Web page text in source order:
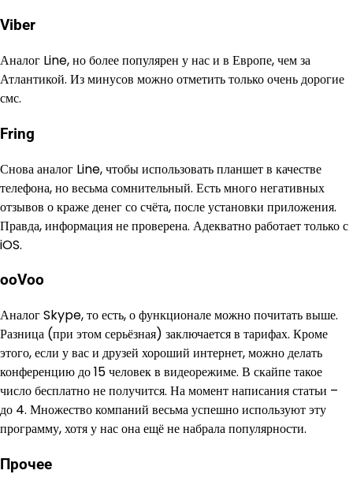
Viber
Аналог Line, но более популярен у нас и в Европе, чем за
Атлантикой. Из минусов можно отметить только очень дорогие
смс.
Fring
Снова аналог Line, чтобы использовать планшет в качестве
телефона, но весьма сомнительный. Есть много негативных
отзывов о краже денег со счёта, после установки приложения.
Правда, информация не проверена. Адекватно работает только с
iOS.
ooVoo
Аналог Skype, то есть, о функционале можно почитать выше.
Разница (при этом серьёзная) заключается в тарифах. Кроме
этого, если у вас и друзей хороший интернет, можно делать
конференцию до 15 человек в видеорежиме. В скайпе такое
число бесплатно не получится. На момент написания статьи –
до 4. Множество компаний весьма успешно используют эту
программу, хотя у нас она ещё не набрала популярности.
Прочее